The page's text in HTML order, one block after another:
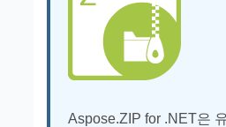
Aspose.ZIP for .NET은